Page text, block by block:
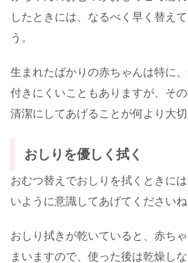
したときには、なるべく早く替え
う。
生まれたばかりの赤ちゃんは特に
付きにくいこともありますが、そ
清潔にしてあげることが何より大切
おしりを優しく拭く
おむつ替えでおしりを拭くときに
いように意識してあげてくださいね
おしり拭きが乾いていると、赤ち
まいますので、使った後は乾燥し